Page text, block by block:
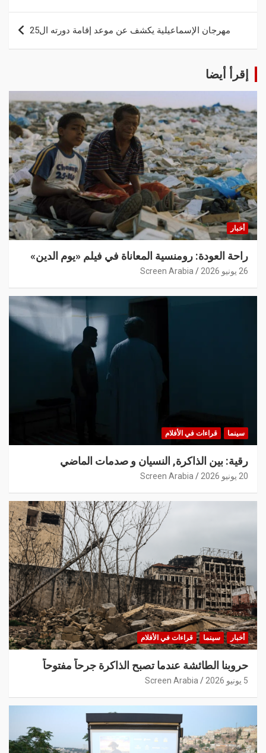
مهرجان الإسماعيلية يكشف عن موعد إقامة دورته ال25
إقرأ أيضا
أخبار
راحة العودة: رومنسية المعاناة في فيلم «يوم الدين»
26 يونيو 2026 Screen Arabia
سينما قراءات في الأفلام
رقية: بين الذاكرة, النسيان و صدمات الماضي
20 يونيو 2026 Screen Arabia
أخبار سينما قراءات في الأفلام
حروبنا الطائشة عندما تصبح الذاكرة جرحاً مفتوحاً
5 يونيو 2026 Screen Arabia